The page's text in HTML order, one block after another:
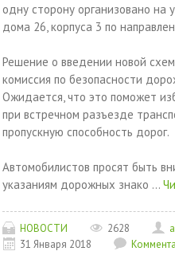
одну сторону организовано на
дома 26, корпуса 3 по
Решение о введении новой
комиссия по безопасности
Ожидается, что это поможет
при встречном разъезде
пропускную способность дорог.
Автомобилистов просят быть
указаниям дорожных знако ...
НОВОСТИ 2628
31 Января 2018